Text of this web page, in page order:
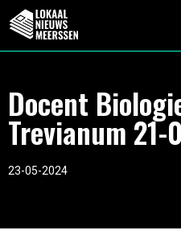
Docent
Trevianum 21-
23-05-2024